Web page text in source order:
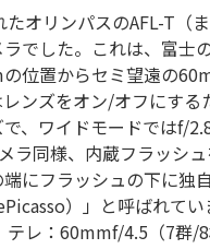
たオリンパスのAFL-T
でした。これは、富士
位置からセミ望遠の
ンズをオン/オフにす
、ワイドモードではf/
ラ同様、内蔵フラッシ
にフラッシュの下に独
）」と呼ばれて
レ：60mmf/4.5（7群/